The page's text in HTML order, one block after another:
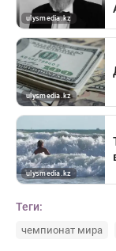
Теги:
чемпионат мира